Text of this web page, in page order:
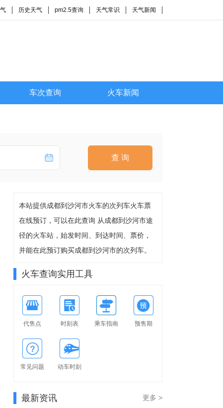
历史天气 pm2.5查询 天气常识 天气新闻
车次查询 火车新闻
查 询
08-11周二
可预订
本站提供成都到沙河市火车的次列车火车票
在线预订，可以在此查询 从成都到沙河市途
径的火车站，始发时间、到达时间、票价，
并能在此预订购买成都到沙河市的次列车。
火车查询实用工具
代售点 时刻表 乘车指南 预售期
常见问题 动车时刻
最新资讯 更多 >